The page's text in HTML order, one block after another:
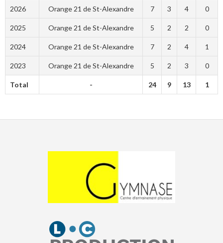
2026 Orange 21 de St-Alexandre 7 3 4 0
2025 Orange 21 de St-Alexandre 5 2 2 0
2024 Orange 21 de St-Alexandre 7 2 4 1
2023 Orange 21 de St-Alexandre 5 2 3 0
Total - 24 9 13 1